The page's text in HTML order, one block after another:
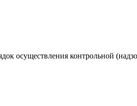
осуществления контрольной